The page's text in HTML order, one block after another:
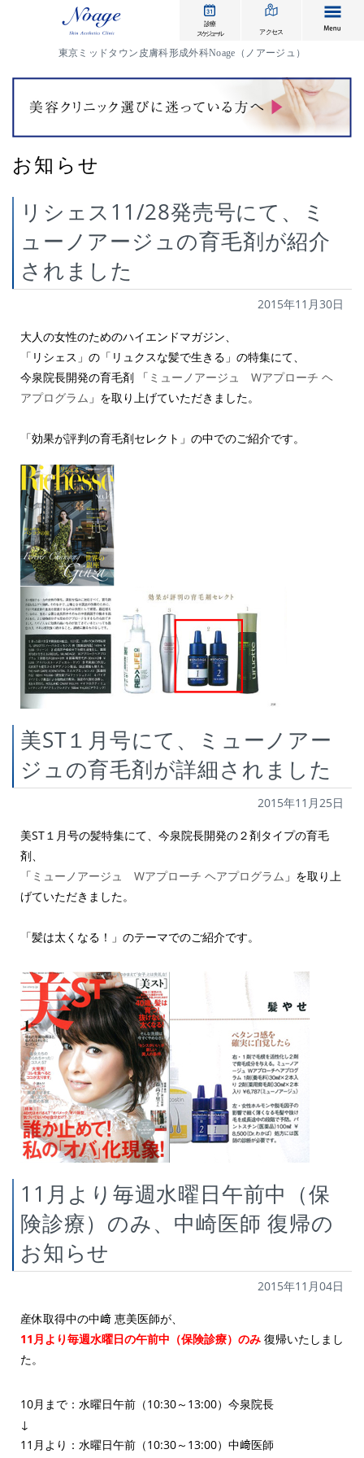
診療
スケジュール
アクセス
東京ミッドタウン皮膚科形成外科Noage（ノアージュ）
お知らせ
リシェス11/28発売号にて、ミ
ューノアージュの育毛剤が紹介
されました
2015年11月30日
大人の女性のためのハイエンドマガジン、
「リシェス」の「リュクスな髪で生きる」の特集にて、
今泉院長開発の育毛剤 「 ミューノアージュ Wアプローチ ヘ
アプログラム 」を取り上げていただきました。
「効果が評判の育毛剤セレクト」の中でのご紹介です。
美ST１月号にて、ミューノアー
ジュの育毛剤が詳細されました
2015年11月25日
美ST１月号の髪特集にて、今泉院長開発の２剤タイプの育毛
剤、
「 ミューノアージュ Wアプローチ ヘアプログラム 」を取り上
げていただきました。
「髪は太くなる！」のテーマでのご紹介です。
11月より毎週水曜日午前中（保
険診療）のみ、中崎医師 復帰の
お知らせ
2015年11月04日
産休取得中の中﨑 恵美医師が、
11月より毎週水曜日の午前中（保険診療）のみ 復帰いたしまし
た。
10月まで：水曜日午前（10:30～13:00）今泉院長
↓
11月より：水曜日午前（10:30～13:00）中﨑医師